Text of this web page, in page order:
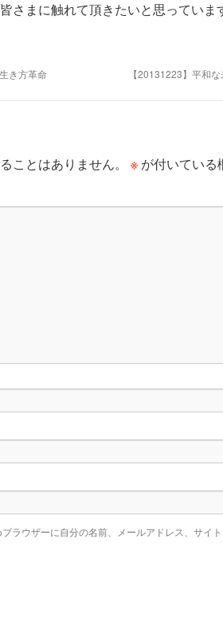
さまに触れて頂きたいと思っていま
き方革命 【20131223】平和
ことはありません。 ※ が付いている
ラウザーに自分の名前、メールアドレス、サイト